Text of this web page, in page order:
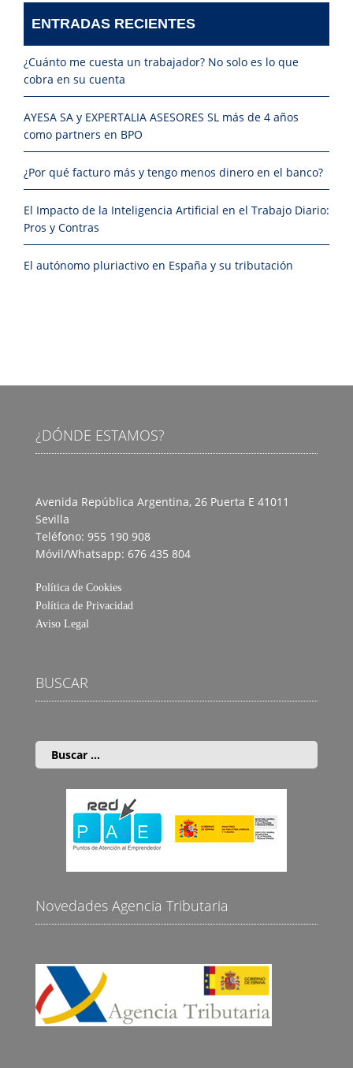
ENTRADAS RECIENTES
¿Cuánto me cuesta un trabajador? No solo es lo que
cobra en su cuenta
AYESA SA y EXPERTALIA ASESORES SL más de 4 años
como partners en BPO
¿Por qué facturo más y tengo menos dinero en el banco?
El Impacto de la Inteligencia Artificial en el Trabajo Diario:
Pros y Contras
El autónomo pluriactivo en España y su tributación
¿DÓNDE ESTAMOS?
Avenida República Argentina, 26 Puerta E 41011
Sevilla
Teléfono: 955 190 908
Móvil/Whatsapp: 676 435 804
Política de Cookies
Política de Privacidad
Aviso Legal
BUSCAR
Buscar:
Novedades Agencia Tributaria